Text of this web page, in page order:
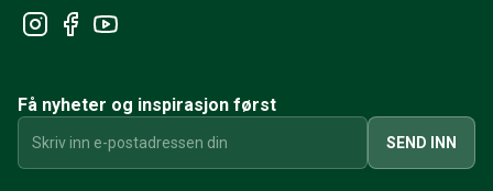
740/760/780 Motorregulering
Varme-/Friskluftsanlegg 700
700 Motordeler
740/760/780 Karosseri
740/760/780 Interiør
740/760/780 Forvogn
Få nyheter og inspirasjon først
SEND INN